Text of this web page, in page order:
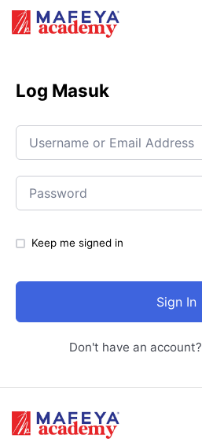
Log Masuk
Keep me signed in
Sign In
Don't have an account?